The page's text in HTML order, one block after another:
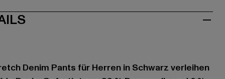
Denim Pants für Herren in Schwarz verleihen